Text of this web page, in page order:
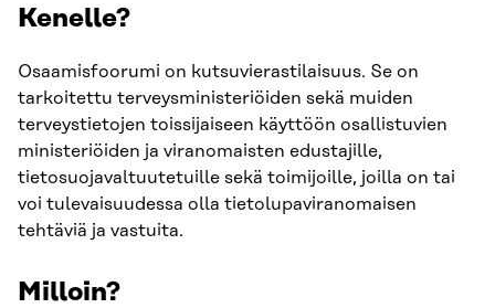
Kenelle?
Osaamisfoorumi on kutsuvierastilaisuus. Se on
tarkoitettu terveysministeriöiden sekä muiden
terveystietojen toissijaiseen käyttöön osallistuvien
ministeriöiden ja viranomaisten edustajille,
tietosuojavaltuutetuille sekä toimijoille, joilla on tai
voi tulevaisuudessa olla tietolupaviranomaisen
tehtäviä ja vastuita.
Milloin?